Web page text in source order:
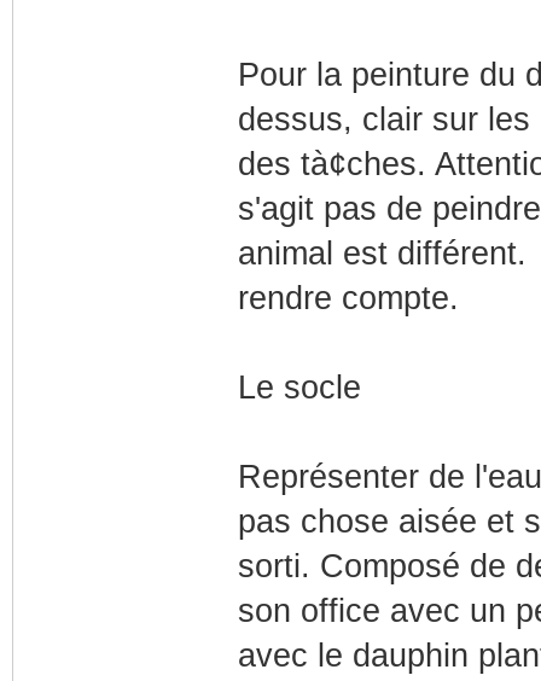
Pour la peinture du
dessus, clair sur
des tà¢ches.
s'agit pas de
animal est
rendre compte.
Le socle
Représenter de
pas chose aisée et
sorti. Composé de
son office avec un
avec le dauphin